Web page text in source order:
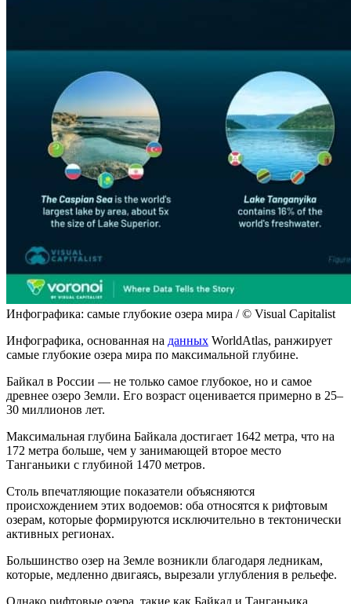
Инфографика: самые глубокие озера мира / © Visual Capitalist
Инфографика, основанная на данных WorldAtlas, ранжирует
самые глубокие озера мира по максимальной глубине.
Байкал в России — не только самое глубокое, но и самое
древнее озеро Земли. Его возраст оценивается примерно в 25–
30 миллионов лет.
Максимальная глубина Байкала достигает 1642 метра, что на
172 метра больше, чем у занимающей второе место
Танганьики с глубиной 1470 метров.
Столь впечатляющие показатели объясняются
происхождением этих водоемов: оба относятся к рифтовым
озерам, которые формируются исключительно в тектонически
активных регионах.
Большинство озер на Земле возникли благодаря ледникам,
которые, медленно двигаясь, вырезали углубления в рельефе.